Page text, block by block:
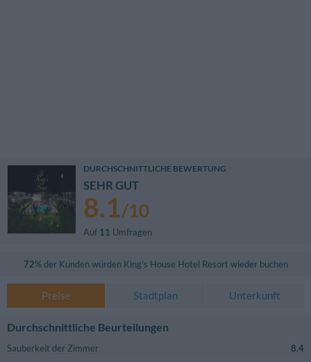
DURCHSCHNITTLICHE BEWERTUNG
SEHR GUT
8.1/10
Auf 11 Umfragen
72% der Kunden würden King's House Hotel Resort wieder buchen
Preise Stadtplan Unterkunft
Durchschnittliche Beurteilungen
Sauberkeit der Zimmer
8.4